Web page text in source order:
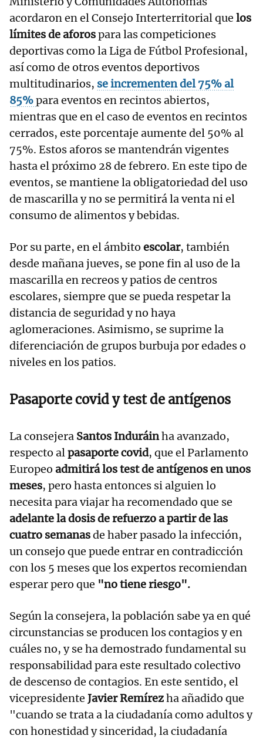
acordaron en el Consejo Interterritorial que los
límites de aforospara las competiciones
deportivas como la Liga de Fútbol Profesional,
así como de otros eventos deportivos
multitudinarios, se incrementen del 75% al
85%para eventos en recintos abiertos,
mientras que en el caso de eventos en recintos
cerrados, este porcentaje aumente del 50% al
75%. Estos aforos se mantendrán vigentes
hasta el próximo 28 de febrero. En este tipo de
eventos, se mantiene la obligatoriedad del uso
de mascarilla y no se permitirá la venta ni el
consumo de alimentos y bebidas.
Por su parte, en el ámbito escolar, también
desde mañana jueves, se pone fin al uso de la
mascarilla en recreos y patios de centros
escolares, siempre que se pueda respetar la
distancia de seguridad y no haya
aglomeraciones. Asimismo, se suprime la
diferenciación de grupos burbuja por edades o
niveles en los patios.
Pasaporte covid y test de antígenos
La consejera Santos Induráinha avanzado,
respecto alpasaporte covid, que el Parlamento
Europeo admitirá los test de antígenos en unos
meses, pero hasta entonces si alguien lo
necesita para viajar ha recomendado que se
adelante la dosis de refuerzo a partir de las
cuatro semanasde haber pasado la infección,
un consejo que puede entrar en contradicción
con los 5 meses que los expertos recomiendan
esperar pero que "no tiene riesgo".
Según la consejera, la población sabe ya en qué
circunstancias se producen los contagios y en
cuáles no, y se ha demostrado fundamental su
responsabilidad para este resultado colectivo
de descenso de contagios. En este sentido, el
vicepresidente Javier Remírezha añadido que
"cuando se trata a la ciudadanía como adultos y
con honestidad y sinceridad, la ciudadanía